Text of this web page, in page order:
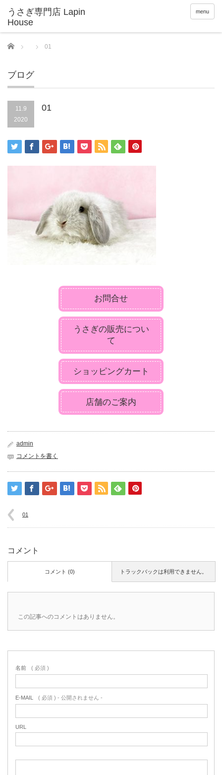
menu
Home 01
ブログ
11.9
2020
01
お問合せ
うさぎの販売につい
て
ショッピングカート
店舗のご案内
admin
コメントを書く
01
コメント
トラックバックは利用できません。
コメント (0)
この記事へのコメントはありません。
名前 ( 必須 )
E-MAIL ( 必須 ) - 公開されません -
URL